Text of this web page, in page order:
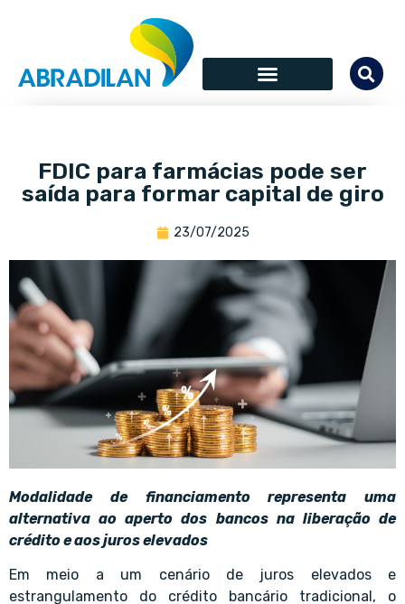
FDIC para farmácias pode ser
saída para formar capital de giro
23/07/2025
Modalidade de financiamento representa uma
alternativa ao aperto dos bancos na liberação de
crédito e aos juros elevados
Em meio a um cenário de juros elevados e
estrangulamento do crédito bancário tradicional, o